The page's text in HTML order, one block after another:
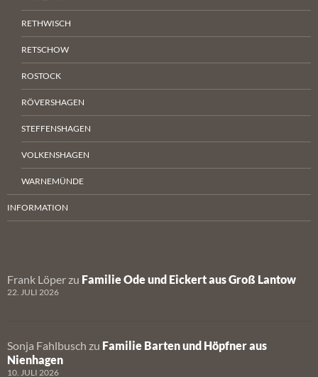
RETHWISCH
RETSCHOW
ROSTOCK
RÖVERSHAGEN
STEFFENSHAGEN
VOLKENSHAGEN
WARNEMÜNDE
INFORMATION
Frank Löper zu Familie Ode und Eickert aus Groß Lantow
22. JULI 2026
Sonja Fahlbusch zu Familie Barten und Höpfner aus
Nienhagen
10. JULI 2026